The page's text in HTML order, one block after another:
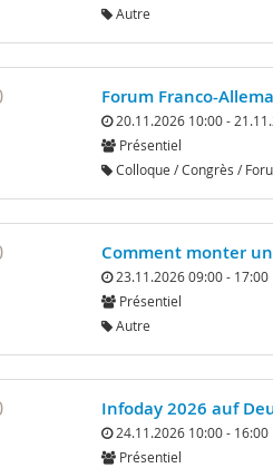
Autre
Forum Franco-
20.11.2026 10:00 -
Présentiel
Colloque / Congrès /
Comment monter
23.11.2026 09:00 - 17:00
Présentiel
Autre
Infoday 2026 auf
24.11.2026 10:00 - 16:00
Présentiel